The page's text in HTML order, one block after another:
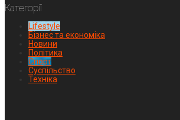
Категорії
Lifestyle
Бізнес та економіка
Новини
Політика
Спорт
Суспільство
Техніка